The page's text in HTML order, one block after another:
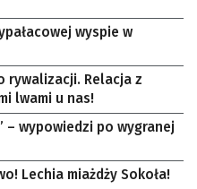
wyspie w
rywalizacji. Relacja z
lwami u nas!
– wypowiedzi po wygranej
Lechia miażdży Sokoła!